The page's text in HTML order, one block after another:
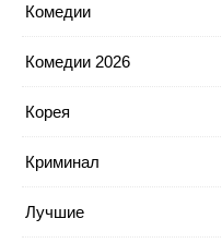
Комедии
Комедии 2026
Корея
Криминал
Лучшие